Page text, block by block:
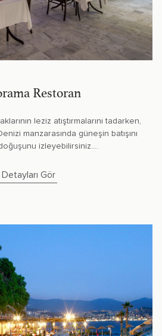
Restoran
leziz atıştırmalarını tadarken,
manzarasında güneşin batışını
izleyebilirsiniz....
Detayları Gör